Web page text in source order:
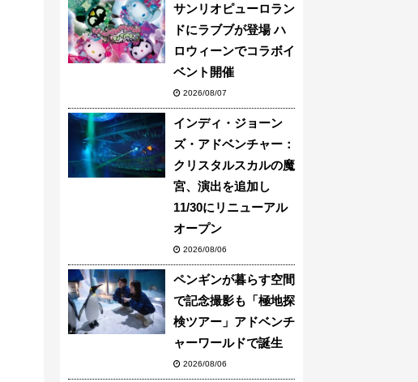
サンリオピューロラン
ドにラブブが登場 ハ
ロウィーンでコラボイ
ベント開催
2026/08/07
インディ・ジョーン
ズ・アドベンチャー：
クリスタルスカルの魔
宮、演出を追加し
11/30にリニューアル
オープン
2026/08/06
ペンギンが暮らす空間
で記念撮影も「極地探
検ツアー」アドベンチ
ャーワールドで誕生
2026/08/06